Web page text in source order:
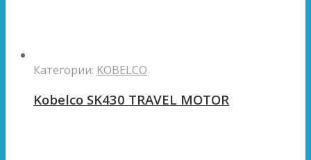
Категории: KOBELCO
Kobelco SK430 TRAVEL MOTOR